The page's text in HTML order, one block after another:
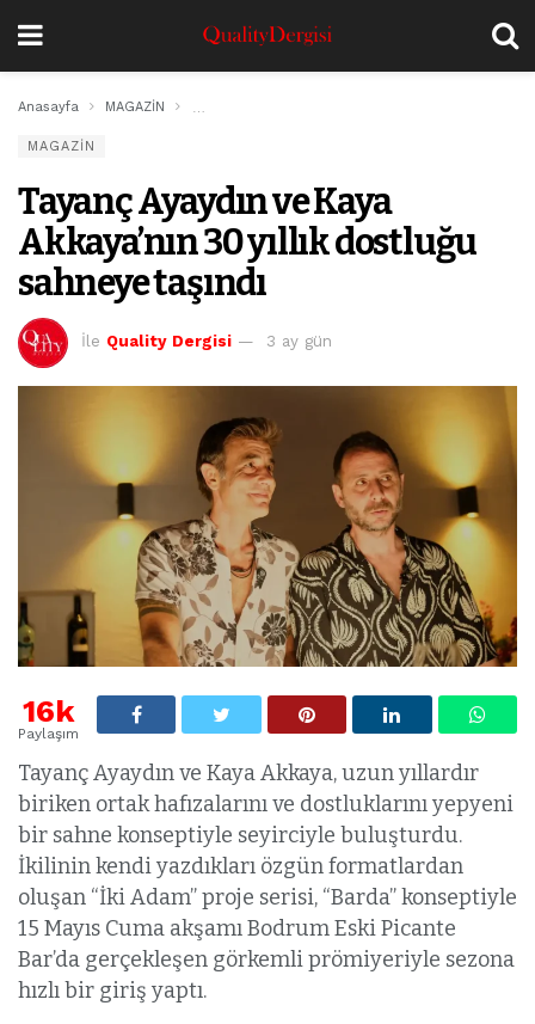
Anasayfa MAGAZİN
MAGAZİN
Tayanç Ayaydın ve Kaya
Akkaya’nın 30 yıllık dostluğu
sahneye taşındı
İle Quality Dergisi 3 ay gün
16k
Paylaşım
Tayanç Ayaydın ve Kaya Akkaya, uzun yıllardır
biriken ortak hafızalarını ve dostluklarını yepyeni
bir sahne konseptiyle seyirciyle buluşturdu.
İkilinin kendi yazdıkları özgün formatlardan
oluşan “İki Adam” proje serisi, “Barda” konseptiyle
15 Mayıs Cuma akşamı Bodrum Eski Picante
Bar’da gerçekleşen görkemli prömiyeriyle sezona
hızlı bir giriş yaptı.